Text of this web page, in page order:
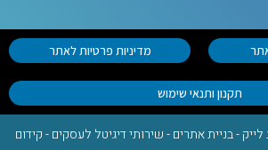
מדיניות פרטיות לאתר
תקנון ותנאי שימוש
- בניית אתרים - שירותי דיגיטל לעסקים - קידום